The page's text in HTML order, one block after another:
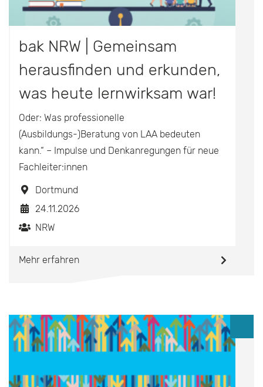
bak NRW | Gemeinsam
herausfinden und erkunden,
was heute lernwirksam war!
Oder: Was professionelle
(Ausbildungs-)Beratung von LAA bedeuten
kann.“ – Impulse und Denkanregungen für neue
Fachleiter:innen
Dortmund
24.11.2026
NRW
Mehr erfahren